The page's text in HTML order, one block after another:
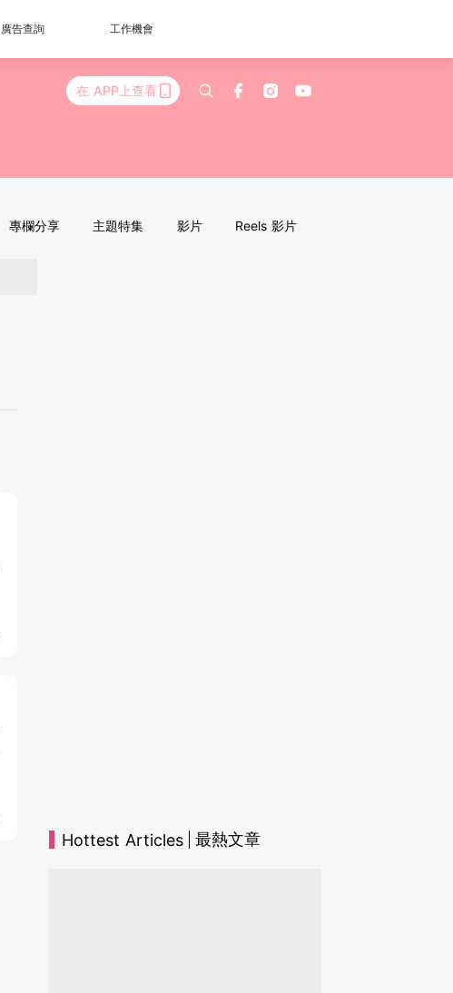
廣告查詢 工作機會
在 APP上查看
專欄分享 主題特集 影片 Reels 影片
Hottest Articles 最熱文章